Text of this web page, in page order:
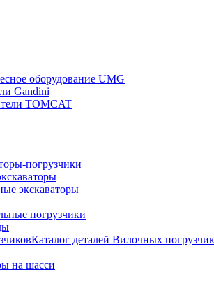
оборудование UMG
Gandini
TOMCAT
погрузчики
экскаваторы
погрузчики
Каталог деталей Вилочных
на шасси